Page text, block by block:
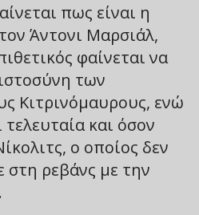
πως είναι η
Άντονι Μαρσιάλ,
φαίνεται να
των
Κιτρινόμαυρους, ενώ
τελευταία και όσον
ο οποίος δεν
στη ρεβάνς με την